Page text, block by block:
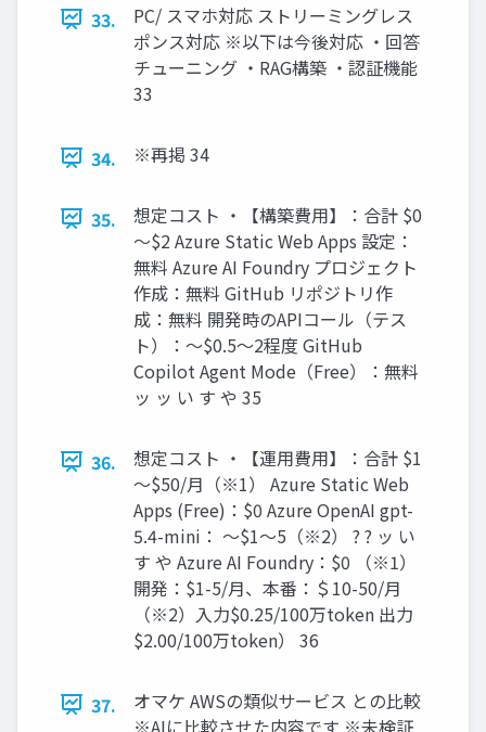
33.
PC/ スマホ対応 ストリーミングレス
ポンス対応 ※以下は今後対応 ・回答
チューニング ・RAG構築 ・認証機能
33
34. ※再掲 34
35.
想定コスト ・【構築費用】：合計 $0
～$2 Azure Static Web Apps 設定：
無料 Azure AI Foundry プロジェクト
作成：無料 GitHub リポジトリ作
成：無料 開発時のAPIコール（テス
ト）：〜$0.5〜2程度 GitHub
Copilot Agent Mode（Free）：無料
ッ ッ い す や 35
36.
想定コスト ・【運用費用】：合計 $1
～$50/月（※1） Azure Static Web
Apps (Free)：$0 Azure OpenAI gpt-
5.4-mini： 〜$1〜5（※2） ? ? ッ い
す や Azure AI Foundry：$0 （※1）
開発：$1-5/月、本番：＄10-50/月
（※2）入力$0.25/100万token 出力
$2.00/100万token） 36
37.
オマケ AWSの類似サービス との比較
※AIに比較させた内容です ※未検証